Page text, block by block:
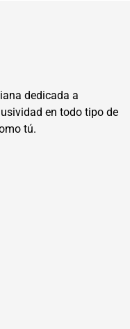
dedicada a
en todo tipo de
tú.